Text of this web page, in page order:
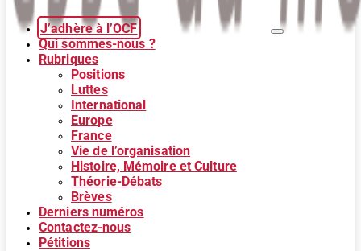
J’adhère à l’OCF
Qui sommes-nous ?
Rubriques
Positions
Luttes
International
Europe
France
Vie de l’organisation
Histoire, Mémoire et Culture
Théorie-Débats
Brèves
Derniers numéros
Contactez-nous
Pétitions